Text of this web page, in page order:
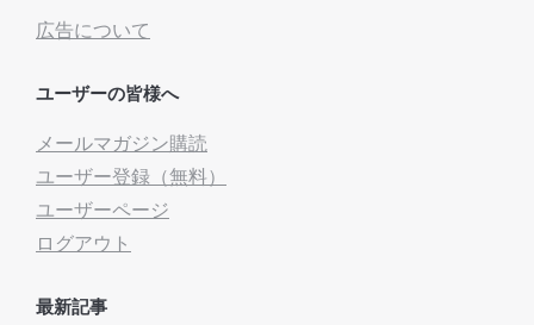
広告について
ユーザーの皆様へ
メールマガジン購読
ユーザー登録（無料）
ユーザーページ
ログアウト
最新記事